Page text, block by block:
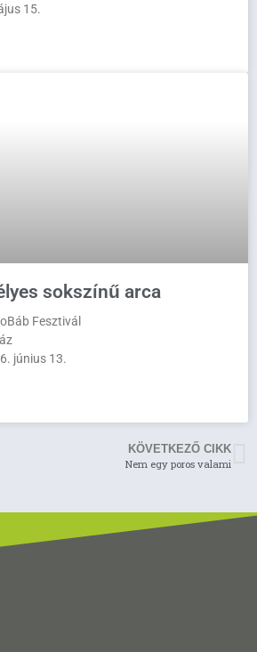
15.
sokszínű arca
Fesztivál
június 13.
KÖVETKEZŐ CIKK
Nem egy poros valami